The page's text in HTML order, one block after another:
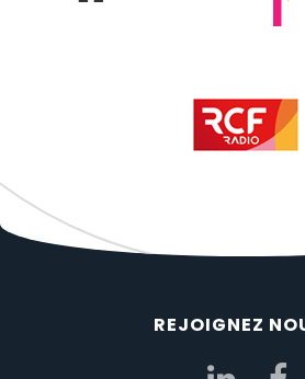
REJOIGNEZ